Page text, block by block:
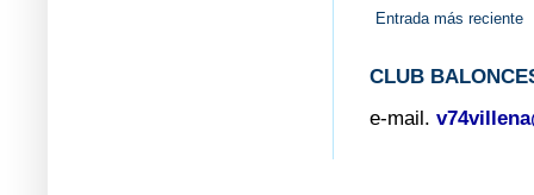
Entrada más reciente
CLUB
e-mail.